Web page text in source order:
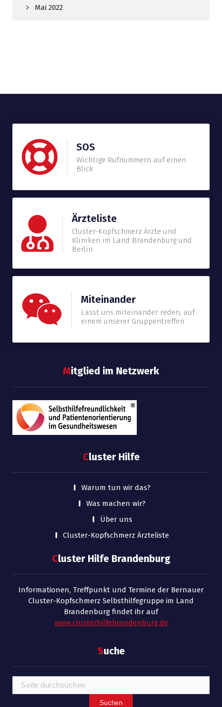
Mai 2022
SOS
Wichtige Rufnummern auf einen
Blick
Ärzteliste
Cluster-Kopfschmerz Ärzte und
Kliniken im Land Brandenburg und
Berlin
Miteinander
Lasst uns miteinander reden, auf
einem unserer Gruppentreffen
Mitglied im Netzwerk
Cluster Hilfe
Warum tun wir das?
Was machen wir?
Über uns
Cluster-Kopfschmerz Ärzteliste
Cluster Hilfe Brandenburg
Informationen, Treffpunkt und Termine der Bernauer
Cluster-Kopfschmerz Selbsthilfegruppe im Land
Brandenburg findet ihr auf
www.clusterhilfebrandenburg.de
Suche
Suchen